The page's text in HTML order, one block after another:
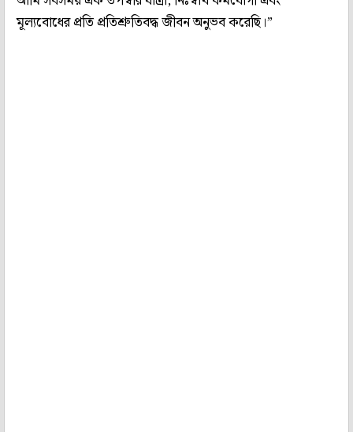
মূল্যবোধের প্রতি প্রতিশ্রুতিবদ্ধ জীবন অনুভব করেছি।”